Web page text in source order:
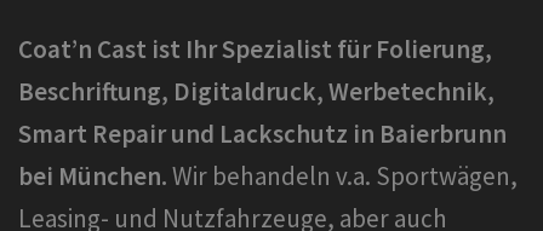
Coat’n Cast ist Ihr Spezialist für Folierung,
Beschriftung, Digitaldruck, Werbetechnik,
Smart Repair und Lackschutz in Baierbrunn
bei München.Wir behandeln v.a. Sportwägen,
Leasing- und Nutzfahrzeuge, aber auch